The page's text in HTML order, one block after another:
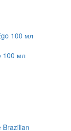
100 мл